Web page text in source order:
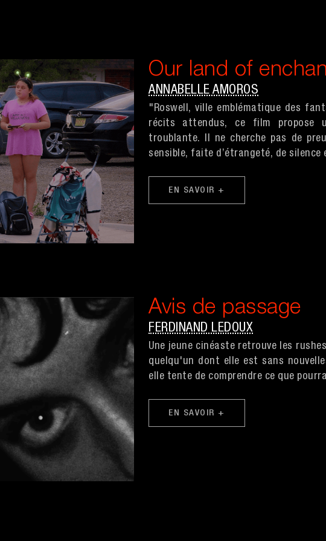
Our land of
ANNABELLE AMOROS
"Roswell, ville emblématique des
récits attendus, ce film propose
troublante. Il ne cherche pas de
sensible, faite d’étrangeté, de
EN SAVOIR +
Avis de passage
FERDINAND LEDOUX
Une jeune cinéaste retrouve les
quelqu'un dont elle est sans
elle tente de comprendre ce que
EN SAVOIR +